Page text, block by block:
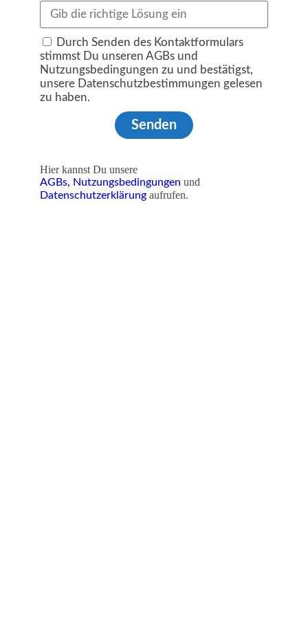
Durch Senden des Kontaktformulars
stimmst Du unseren AGBs und
Nutzungsbedingungen zu und bestätigst,
unsere Datenschutzbestimmungen gelesen
zu haben.
Senden
Hier kannst Du unsere
AGBs, Nutzungsbedingungen und
Datenschutzerklärung aufrufen.